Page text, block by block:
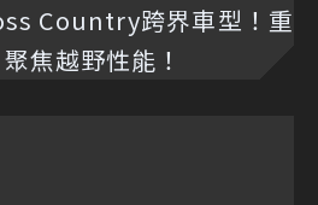
Country跨界車型！重
焦越野性能！